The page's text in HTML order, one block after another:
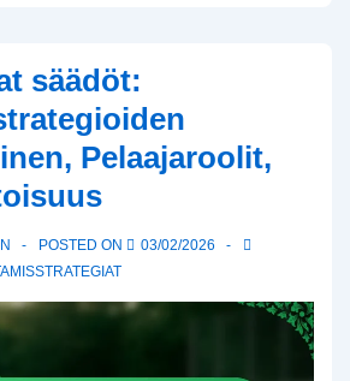
säädöt:
Pelaajaroolit,
POSTED ON
03/02/2026